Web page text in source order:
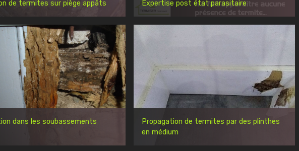
de termites sur piège appâts Expertise post état parasitaire
dans les soubassements
Propagation de termites par des plinthes
en médium